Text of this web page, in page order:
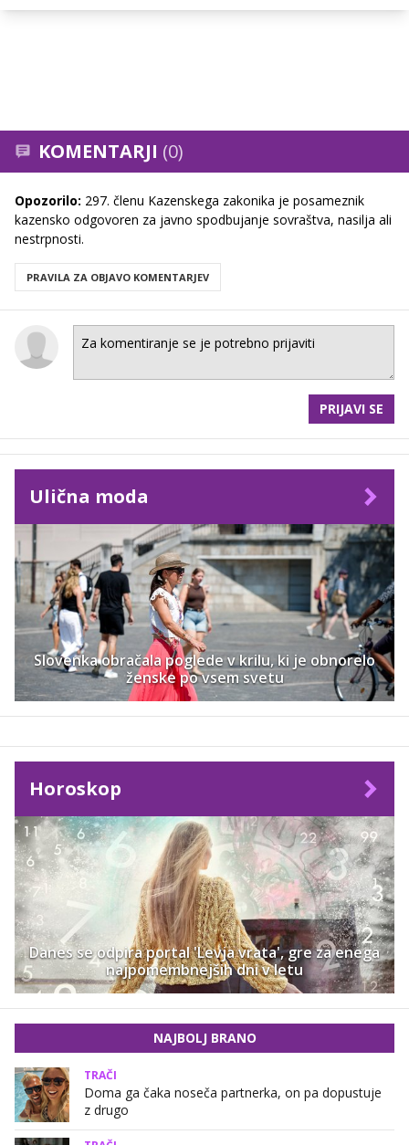
KOMENTARJI (0)
Opozorilo: 297. členu Kazenskega zakonika je posameznik
kazensko odgovoren za javno spodbujanje sovraštva, nasilja ali
nestrpnosti.
PRAVILA ZA OBJAVO KOMENTARJEV
PRIJAVI SE
Ulična moda
Slovenka obračala poglede v krilu, ki je obnorelo
ženske po vsem svetu
Horoskop
Danes se odpira portal 'Levja vrata', gre za enega
najpomembnejših dni v letu
NAJBOLJ BRANO
TRAČI
Doma ga čaka noseča partnerka, on pa dopustuje
z drugo